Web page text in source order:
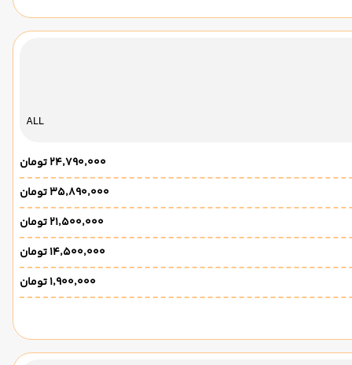
ALL
۲۴٬۷۹۰٬۰۰۰ تومان
۳۵٬۸۹۰٬۰۰۰ تومان
۲۱٬۵۰۰٬۰۰۰ تومان
۱۴٬۵۰۰٬۰۰۰ تومان
۱٬۹۰۰٬۰۰۰ تومان